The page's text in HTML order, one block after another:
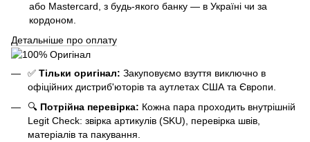
або Mastercard, з будь-якого банку — в Україні чи за
кордоном.
Детальніше про оплату
✅ Тільки оригінал: Закуповуємо взуття виключно в
офіційних дистриб'юторів та аутлетах США та Європи.
🔍 Потрійна перевірка: Кожна пара проходить внутрішній
Legit Check: звірка артикулів (SKU), перевірка швів,
матеріалів та пакування.